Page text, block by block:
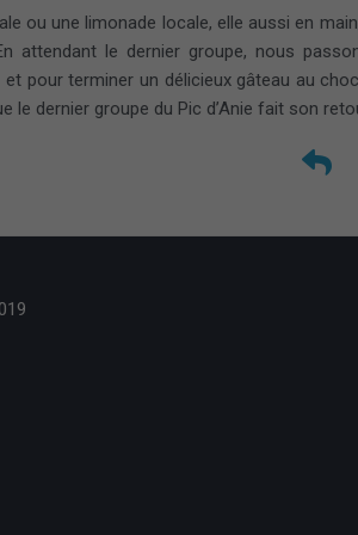
ou une limonade locale, elle aussi en
attendant le dernier groupe, nous
pour terminer un délicieux gâteau au
le dernier groupe du Pic d’Anie fait son